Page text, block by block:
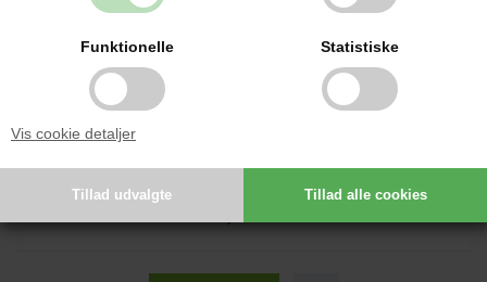
Funktionelle Statistiske
Vis cookie detaljer
SMITH OPTICS ELITE - AEGIS ARC DELUXE KIT